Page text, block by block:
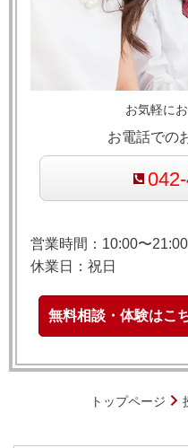
お気軽に
お電話での
営業時間：10:00〜21:00
休業日：祝日
無料相談・体験はこ
トップページ